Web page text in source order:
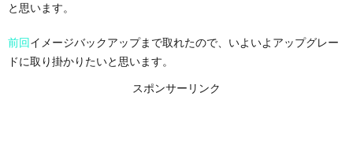
と思います。
前回イメージバックアップまで取れたので、いよいよアップグレー
ドに取り掛かりたいと思います。
スポンサーリンク